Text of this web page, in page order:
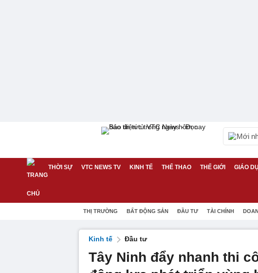
Mới
THỜI SỰ VTC NEWS TV KINH TẾ THỂ THAO THẾ GIỚI GIÁO
THỊ TRƯỜNG BẤT ĐỘNG SẢN ĐẦU TƯ TÀI CHÍNH
Kinh tế Đầu tư
Tây Ninh đẩy nhanh thi